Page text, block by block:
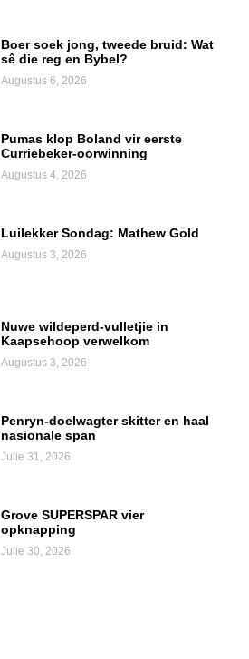
Boer soek jong, tweede bruid: Wat
sê die reg en Bybel?
Augustus 6, 2026
Pumas klop Boland vir eerste
Curriebeker-oorwinning
Augustus 4, 2026
Luilekker Sondag: Mathew Gold
Augustus 3, 2026
Nuwe wildeperd-vulletjie in
Kaapsehoop verwelkom
Augustus 3, 2026
Penryn-doelwagter skitter en haal
nasionale span
Julie 31, 2026
Grove SUPERSPAR vier
opknapping
Julie 30, 2026